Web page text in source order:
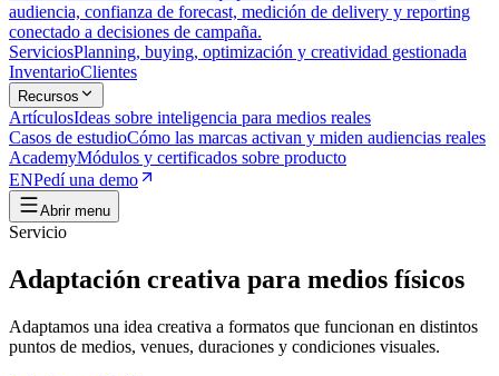
audiencia, confianza de forecast, medición de delivery y reporting
conectado a decisiones de campaña.
ServiciosPlanning, buying, optimización y creatividad gestionada
InventarioClientes
Recursos
ArtículosIdeas sobre inteligencia para medios reales
Casos de estudioCómo las marcas activan y miden audiencias reales
AcademyMódulos y certificados sobre producto
ENPedí una demo
Abrir menu
Servicio
Adaptación creativa para medios físicos
Adaptamos una idea creativa a formatos que funcionan en distintos
puntos de medios, venues, duraciones y condiciones visuales.